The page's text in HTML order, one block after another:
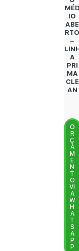
IO
ABE
–
A
PRI
MA
CLE
AN
O
R
Ç
A
M
E
N
T
O
VI
A
W
H
A
T
S
A
P
P